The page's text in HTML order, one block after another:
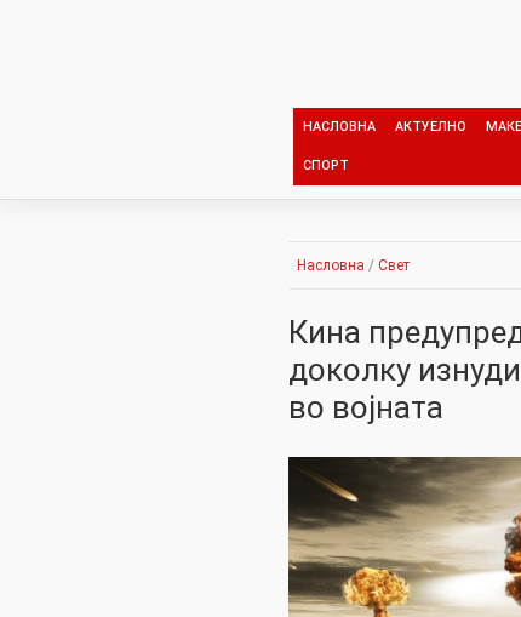
НАСЛОВНА АКТУЕЛНО
СПОРТ
Насловна / Свет
Кина
доколку
во војната